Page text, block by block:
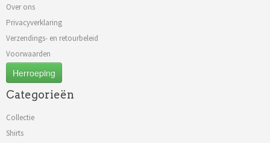
Over ons
Privacyverklaring
Verzendings- en retourbeleid
Voorwaarden
Herroeping
Categorieën
Collectie
Shirts